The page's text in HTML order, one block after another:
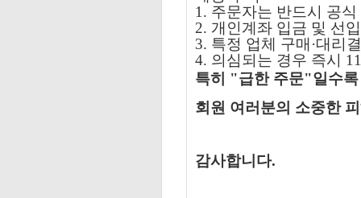
1. 주문자는 반드시 공
2. 개인계좌 입금 및 선
3. 특정 업체 구매·대리
4. 의심되는 경우 즉시
특히 "급한 주문"일수록
회원 여러분의 소중한
감사합니다.